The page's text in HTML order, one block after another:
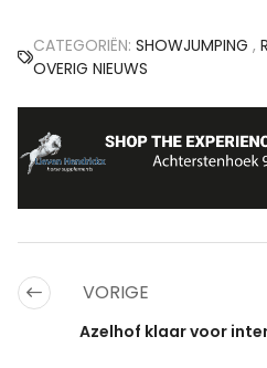
CATEGORIËN: SHOWJUMPING ,
OVERIG NIEUWS
VORIGE
Azelhof klaar voor